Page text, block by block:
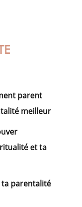
parent
meilleur
et ta
parentalité